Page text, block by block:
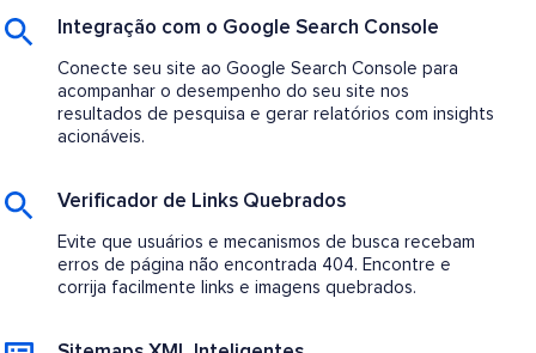
Integração com o Google Search Console
Conecte seu site ao Google Search Console para
acompanhar o desempenho do seu site nos
resultados de pesquisa e gerar relatórios com insights
acionáveis.
Verificador de Links Quebrados
Evite que usuários e mecanismos de busca recebam
erros de página não encontrada 404. Encontre e
corrija facilmente links e imagens quebrados.